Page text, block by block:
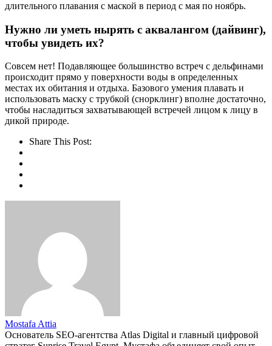
длительного плавания с маской в период с мая по ноябрь.
Нужно ли уметь нырять с аквалангом (дайвинг),
чтобы увидеть их?
Совсем нет! Подавляющее большинство встреч с дельфинами
происходит прямо у поверхности воды в определенных
местах их обитания и отдыха. Базового умения плавать и
использовать маску с трубкой (снорклинг) вполне достаточно,
чтобы насладиться захватывающей встречей лицом к лицу в
дикой природе.
Share This Post:
Mostafa Attia
Основатель SEO-агентства Atlas Digital и главный цифровой